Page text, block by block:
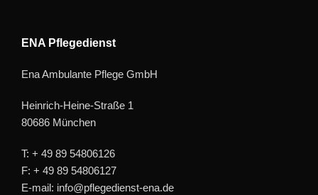
ENA Pflegedienst
Ena Ambulante Pflege GmbH
Heinrich-Heine-Straße 1
80686 München
T: + 49 89 54806126
F: + 49 89 54806127
E-mail: info@pflegedienst-ena.de